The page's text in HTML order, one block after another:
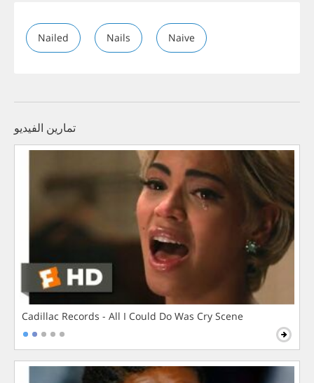
Nailed Nails Naive
تمارين الفيديو
Cadillac Records - All I Could Do Was Cry Scene